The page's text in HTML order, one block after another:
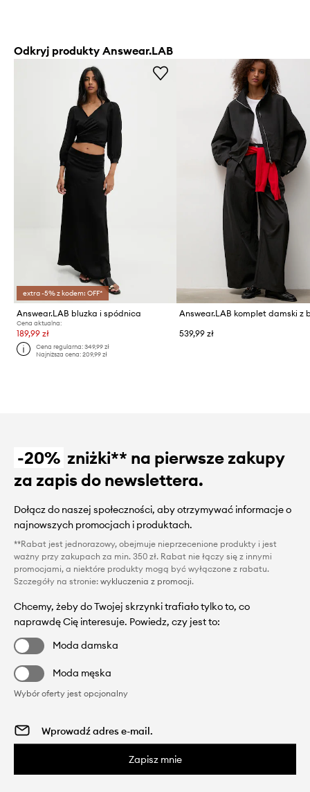
Odkryj produkty Answear.LAB
extra -5% z kodem: OFF*
Answear.LAB bluzka i spódnica
Cena aktualna:
189,99 zł
Cena regularna:349,99 zł
Najniższa cena:209,99 zł
539,99 zł
-20% zniżki** na pierwsze zakupy
za zapis do newslettera.
Dołącz do naszej społeczności, aby otrzymywać informacje o
najnowszych promocjach i produktach.
**Rabat jest jednorazowy, obejmuje nieprzecenione produkty i jest
ważny przy zakupach za min. 350 zł. Rabat nie łączy się z innymi
promocjami, a niektóre produkty mogą być wyłączone z rabatu.
Szczegóły na stronie: wykluczenia z promocji.
Chcemy, żeby do Twojej skrzynki trafiało tylko to, co
naprawdę Cię interesuje. Powiedz, czy jest to:
Moda damska
Moda męska
Wybór oferty jest opcjonalny
Zapisz mnie